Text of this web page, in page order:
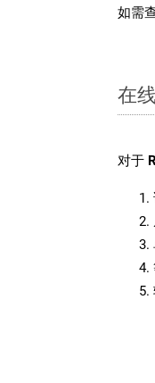
如需
在
对于